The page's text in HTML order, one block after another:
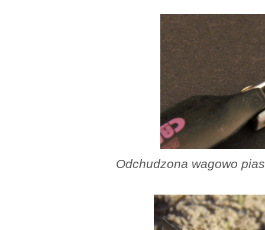
Odchudzona wagowo